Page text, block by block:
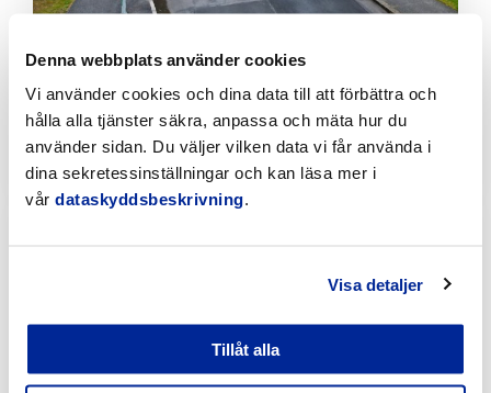
Denna webbplats använder cookies
Vi använder cookies och dina data till att förbättra och
hålla alla tjänster säkra, anpassa och mäta hur du
använder sidan. Du väljer vilken data vi får använda i
dina sekretessinställningar och kan läsa mer i
vår dataskyddsbeskrivning.
Visa detaljer
Tillåt alla
Tillfälliga trafikarrangemang vid Sikören samt i
korsningen mellan Stationsvägen och
Jakobsgatan
6.8.2026 | Nyheter
Klicka